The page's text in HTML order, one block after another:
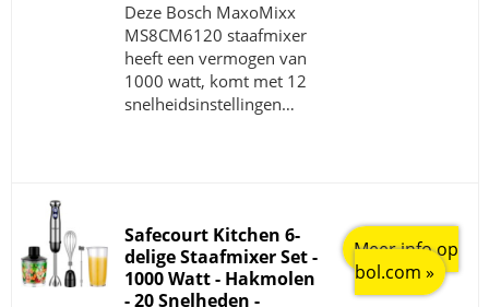
Deze Bosch MaxoMixx
MS8CM6120 staafmixer
heeft een vermogen van
1000 watt, komt met 12
snelheidsinstellingen…
Safecourt Kitchen 6-
delige Staafmixer Set -
1000 Watt - Hakmolen
- 20 Snelheden -
Meer info op
bol.com »